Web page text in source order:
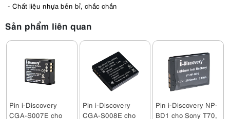
- Chất liệu nhựa bền bỉ, chắc chắn
Sản phẩm liên quan
Pin i-Discovery
CGA-S007E cho
Pin i-Discovery
CGA-S008E cho
Pin i-Discovery NP-
BD1 cho Sony T70,